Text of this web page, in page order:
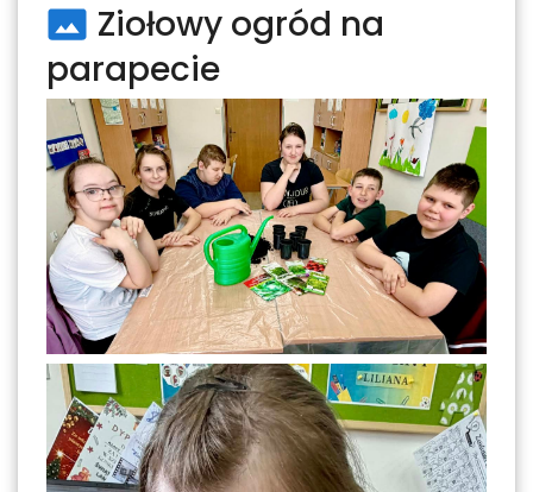
Ziołowy ogród na
parapecie